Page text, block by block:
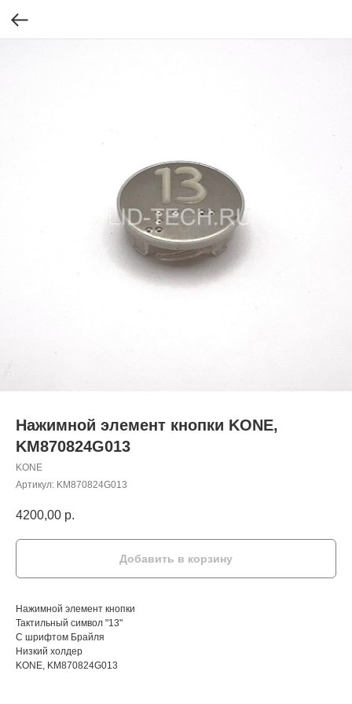
Нажимной элемент кнопки KONE,
KM870824G013
KONE
Артикул: KM870824G013
4200,00 р.
Добавить в корзину
Нажимной элемент кнопки
Тактильный символ "13"
С шрифтом Брайля
Низкий холдер
KONE, KM870824G013